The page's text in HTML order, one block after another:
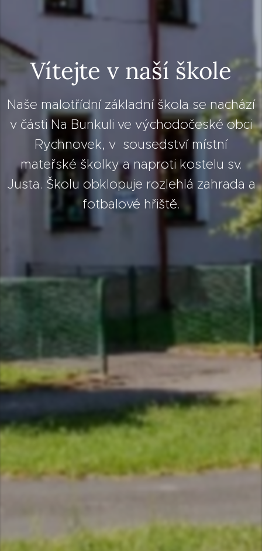
Vítejte v naší škole
Naše malotřídní základní škola se nachází
v části Na Bunkuli ve východočeské obci
Rychnovek, v sousedství místní
mateřské školky a naproti kostelu sv.
Justa. Školu obklopuje rozlehlá zahrada a
fotbalové hřiště.